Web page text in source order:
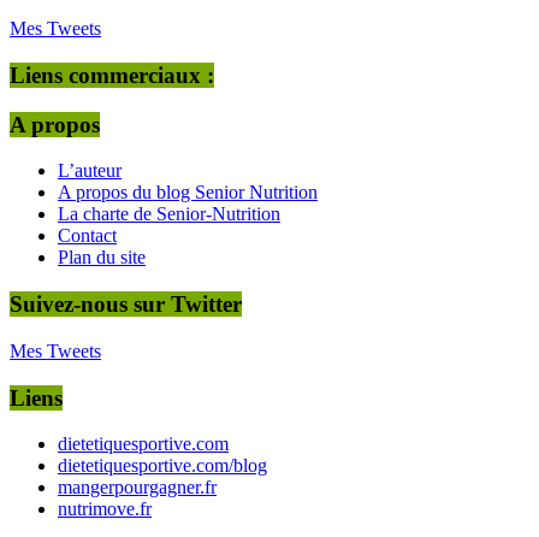
Mes Tweets
Liens commerciaux :
A propos
L’auteur
A propos du blog Senior Nutrition
La charte de Senior-Nutrition
Contact
Plan du site
Suivez-nous sur Twitter
Mes Tweets
Liens
dietetiquesportive.com
dietetiquesportive.com/blog
mangerpourgagner.fr
nutrimove.fr